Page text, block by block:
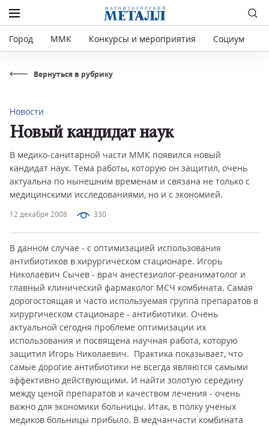
Город ММК Конкурсы и мероприятия Социум
Вернуться в рубрику
12 декабря 2008 330
Новости
Новый кандидат наук
В медико-санитарной части ММК появился новый
кандидат наук. Тема работы, которую он защитил, очень
актуальна по нынешним временам и связана не только с
медицинскими исследованиями, но и с экономией.
В данном случае - с оптимизацией использования
антибиотиков в хирургическом стационаре. Игорь
Николаевич Сычев - врач анестезиолог-реаниматолог и
главный клинический фармаколог МСЧ комбината. Самая
дорогостоящая и часто используемая группа препаратов в
хирургическом стационаре - антибиотики. Очень
актуальной сегодня проблеме оптимизации их
использования и посвящена научная работа, которую
защитил Игорь Николаевич. Практика показывает, что
самые дорогие антибиотики не всегда являются самыми
эффективно действующими. И найти золотую середину
между ценой препаратов и качеством лечения - очень
важно для экономики больницы. Итак, в полку ученых
медиков больницы прибыло. В медчанчасти комбината